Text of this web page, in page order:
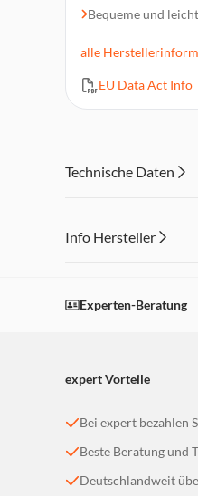
Bequeme und
Einfache L / R-
Einseitig geführtes
alle
EU Data Act Info
Technische Daten
Info Hersteller
Einstellungen
Experten-Beratung
expert Vorteile
Bei expert bezahlen
Beste Beratung und
Deutschlandweit